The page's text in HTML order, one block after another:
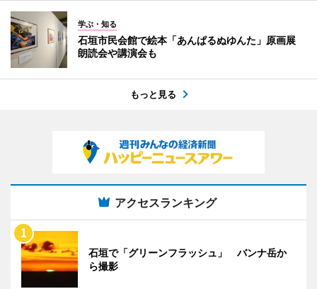
学ぶ・知る
石垣市民会館で絵本「あんぱるぬゆんた」原画展
朗読会や講演会も
もっと見る
アクセスランキング
石垣で「グリーンフラッシュ」 バンナ岳か
ら撮影